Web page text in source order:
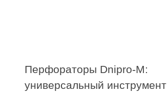
Перфораторы Dnipro-M:
универсальный инструмент